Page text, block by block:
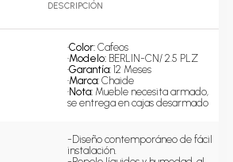
DESCRIPCIÓN
•Color: Cafeos
•Modelo: BERLIN-CN/ 2.5 PLZ
•Garantía: 12 Meses
•Marca: Chaide
•Nota: Mueble necesita armado,
se entrega en cajas desarmado
-Diseño contemporáneo de fácil
instalación.